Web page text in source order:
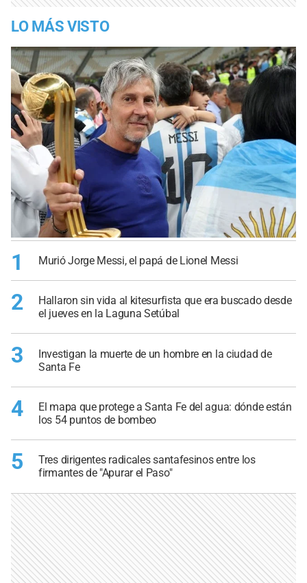
LO MÁS VISTO
1 Murió Jorge Messi, el papá de Lionel Messi
2
Hallaron sin vida al kitesurfista que era buscado desde
el jueves en la Laguna Setúbal
3
Investigan la muerte de un hombre en la ciudad de
Santa Fe
4
El mapa que protege a Santa Fe del agua: dónde están
los 54 puntos de bombeo
5
Tres dirigentes radicales santafesinos entre los
firmantes de "Apurar el Paso"